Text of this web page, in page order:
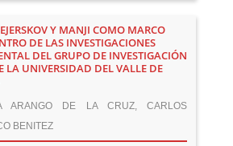
Y MANJI COMO MARCO
DE LAS INVESTIGACIONES
DEL GRUPO DE INVESTIGACIÓN
LA UNIVERSIDAD DEL VALLE DE
ARANGO DE LA CRUZ, CARLOS
BENITEZ